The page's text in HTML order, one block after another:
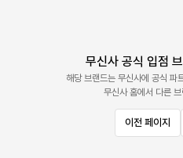
무신사 공식 입점
해당 브랜드는 무신사에 공식 파
무신사 홈에서 다른
이전 페이지